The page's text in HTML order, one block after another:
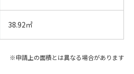
38.92㎡
※申請上の面積とは異なる場合があります